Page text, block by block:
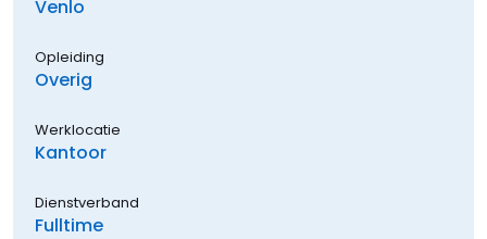
Venlo
Opleiding
Overig
Werklocatie
Kantoor
Dienstverband
Fulltime